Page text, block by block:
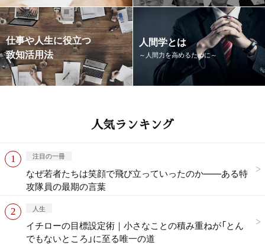
仕事や人生に役立つ
致知活用法
人間学とは
～人間力を高めるために～
人気ランキング
注目の一冊
なぜ若者たちは笑顔で飛び立っていったのか——ある特
攻隊員の最期の言葉
人生
イチローの目標設定術｜小さなことの積み重ねが「とん
でもないところ」に至る唯一の道